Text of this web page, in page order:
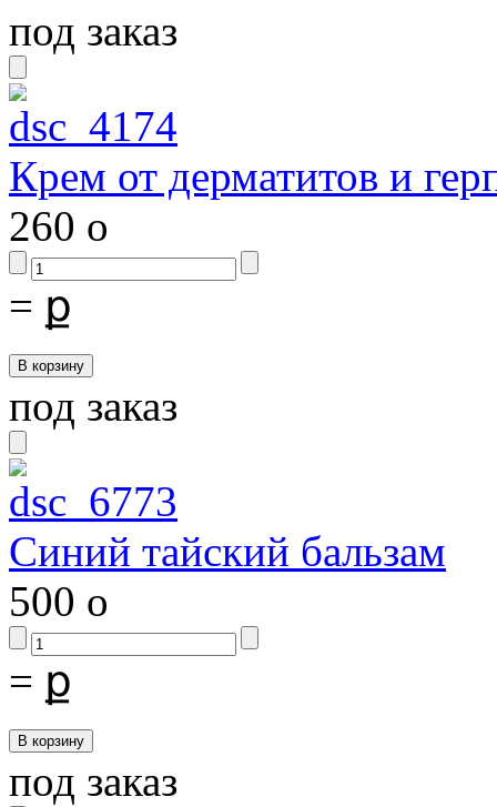
под заказ
Крем от дерматитов и
260 o
= ք
под заказ
Синий тайский бальзам
500 o
= ք
под заказ